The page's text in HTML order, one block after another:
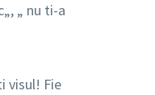
„ nu ti-a
visul! Fie